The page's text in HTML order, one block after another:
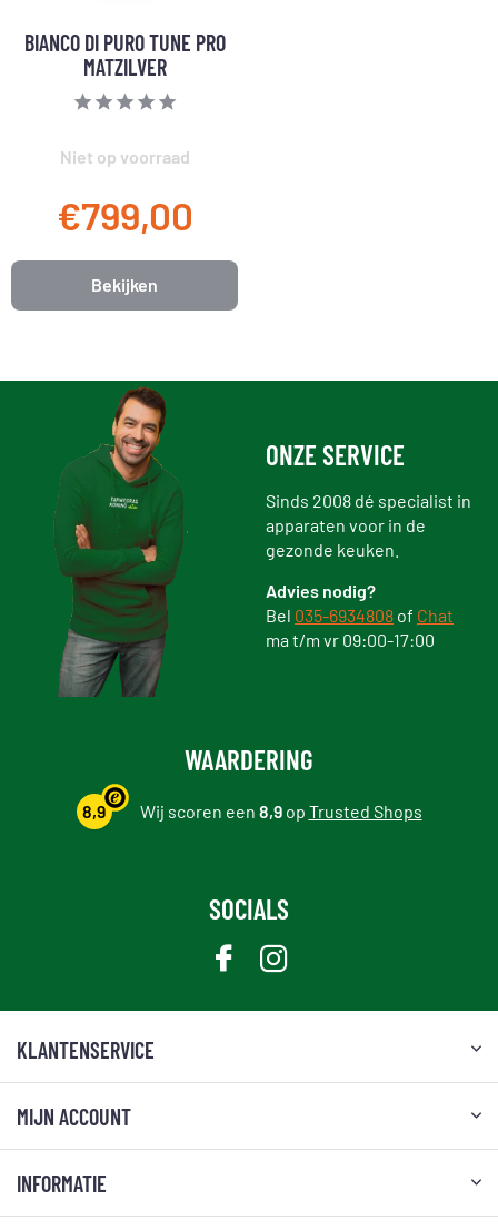
BIANCO DI PURO TUNE PRO
MATZILVER
Niet op voorraad
€799,00
Bekijken
ONZE SERVICE
Sinds 2008 dé specialist in
apparaten voor in de
gezonde keuken.
Advies nodig?
Bel 035-6934808 of Chat
ma t/m vr 09:00-17:00
WAARDERING
8,9 Wij scoren een 8,9op Trusted Shops
SOCIALS
KLANTENSERVICE
MIJN ACCOUNT
INFORMATIE